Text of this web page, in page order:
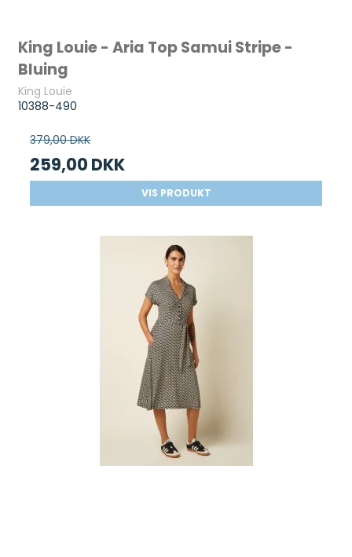
King Louie - Aria Top Samui Stripe -
Bluing
King Louie
10388-490
379,00 DKK
259,00 DKK
VIS PRODUKT